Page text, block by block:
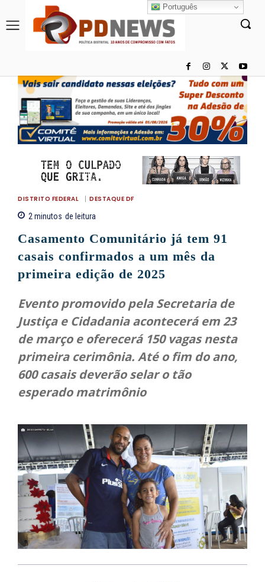
DISTRITO FEDERAL DESTAQUE DF
2minutos de leitura
Casamento Comunitário já tem 91
casais confirmados a um mês da
primeira edição de 2025
Evento promovido pela Secretaria de
Justiça e Cidadania acontecerá em 23
de março e oferecerá 150 vagas nesta
primeira cerimônia. Até o fim do ano,
600 casais deverão selar o tão
esperado matrimônio
Português